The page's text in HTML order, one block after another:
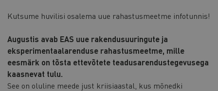
Kutsume huvilisi osalema uue rahastusmeetme infotunnis!
Augustis avab EAS uue rakendusuuringute ja
eksperimentaalarenduse rahastusmeetme, mille
eesmärk on tõsta ettevõtete teadusarendustegevusega
kaasnevat tulu.
See on oluline meede just kriisiaastal, kus mõnedki